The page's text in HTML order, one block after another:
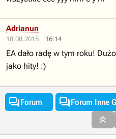
18.08.2015 16:14
Adrianun
EA dało radę w tym roku!
jako hity! :)
Forum Forum Inne
